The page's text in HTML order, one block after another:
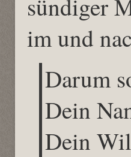
sündiger
im und
Darum
Dein
Dein